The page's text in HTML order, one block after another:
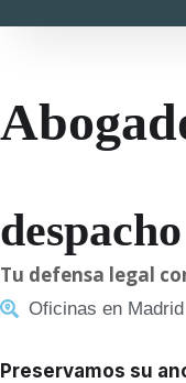
Tu defensa legal
Oficinas en Madrid
Preservamos su